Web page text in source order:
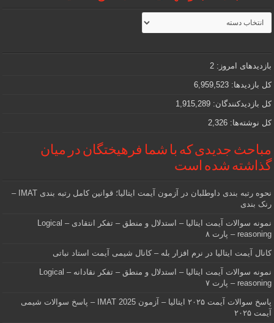
مطالب
جذاب
و
که
دنبالش
هستید
بازدیدهای امروز: 2
کل بازدیدها: 6,959,523
کل بازدیدکنند‌گان: 1,915,289
کل نوشته‌ها: 2,326
مباحث جدیدی که با شما فرهیختگان در میان
گذاشته شده است
نحوه رتبه بندی داوطلبان در آزمون آیمت ایتالیا؛ قوانین کامل رتبه بندی IMAT –
رنک بندی
نمونه سوالات آیمت ایتالیا – استدلال و منطق – تفکر انتقادی – Logical
reasoning – پارت ۸
کانال آیمت ایتالیا در نرم افزار بله – کانال شیمی آیمت استاد نباتی
نمونه سوالات آیمت ایتالیا – استدلال و منطق – تفکر نقادانه – Logical
reasoning – پارت ۷
پاسخ سوالات آیمت ۲۰۲۵ ایتالیا – آزمون IMAT 2025 – پاسخ سوالات شیمی
آیمت ۲۰۲۵